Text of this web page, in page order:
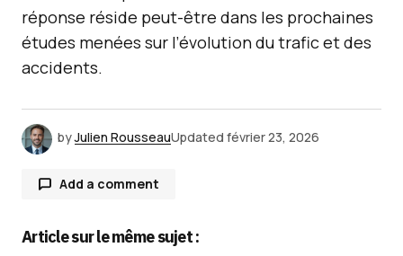
réponse réside peut-être dans les prochaines
études menées sur l’évolution du trafic et des
accidents.
byJulien RousseauUpdated février 23, 2026
Add a comment
Article sur le même sujet :